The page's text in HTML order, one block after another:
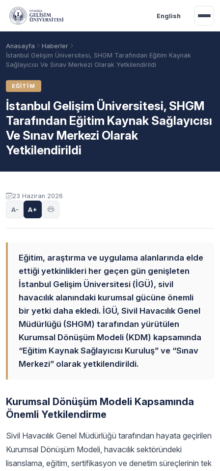
Ana içeriğe geç
English
Anasayfa
Haberler
İstanbul Gelişim Üniversitesi, SHGM Tarafından Eğitim Kaynak
Sağlayıcısı Ve Sınav Merkezi Olarak Yetkilendirildi
EĞITIM
İstanbul Gelişim Üniversitesi, SHGM
Tarafından Eğitim Kaynak Sağlayıcısı
Ve Sınav Merkezi Olarak
Yetkilendirildi
23 Haziran 2026
A- A+
Eğitim, araştırma ve uygulama alanlarında elde
ettiği yetkinlikleri her geçen gün genişleten
İstanbul Gelişim Üniversitesi (İGÜ), sivil
havacılık alanındaki kurumsal gücüne önemli
bir yetki daha ekledi. İGÜ, Sivil Havacılık Genel
Müdürlüğü (SHGM) tarafından yürütülen
Kurumsal Dönüşüm Modeli (KDM) kapsamında
“Eğitim Kaynak Sağlayıcısı Kuruluş” ve “Sınav
Merkezi” olarak yetkilendirildi.
Kurumsal Dönüşüm Modeli Kapsamında
Önemli Yetkilendirme
Sivil Havacılık Genel Müdürlüğü tarafından hayata geçirilen
Kurumsal Dönüşüm Modeli, havacılık sektöründeki
lisanslama, eğitim, sertifikasyon ve denetim süreçlerinin tek